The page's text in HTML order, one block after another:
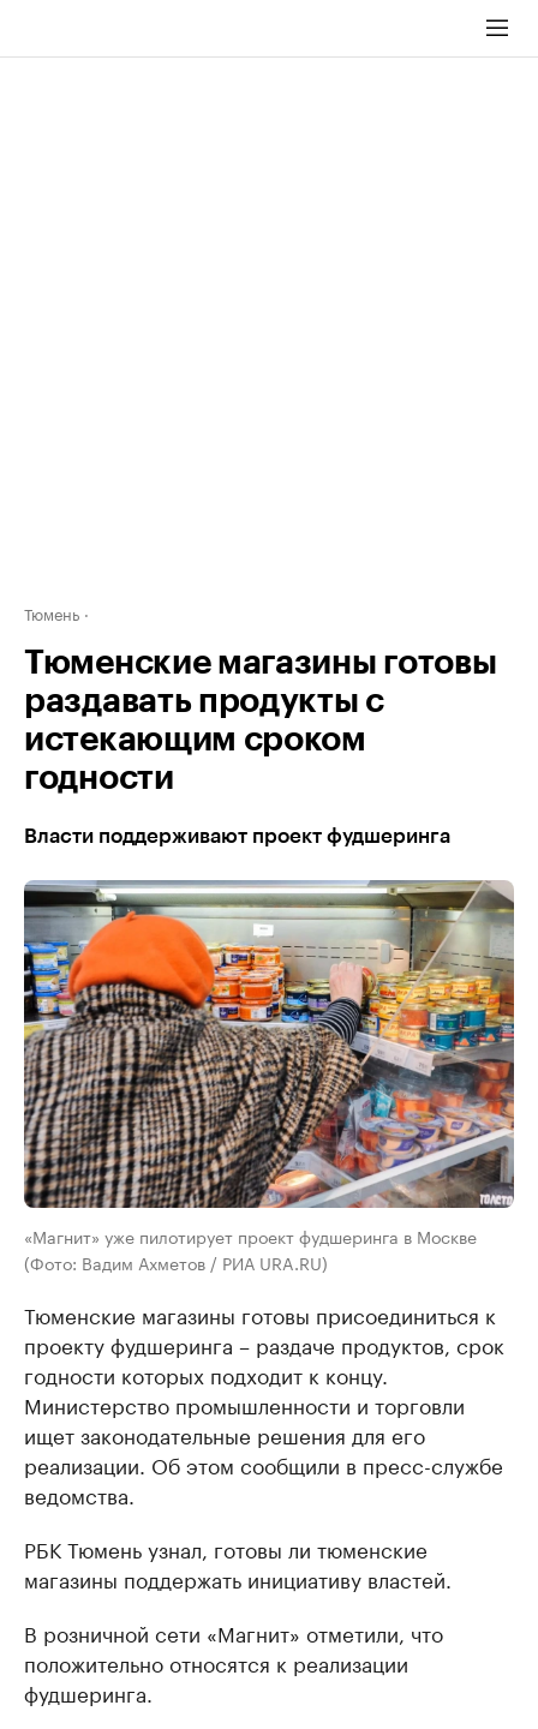
Тюмень
Тюменские магазины готовы
раздавать продукты с
истекающим сроком
годности
Власти поддерживают проект фудшеринга
«Магнит» уже пилотирует проект фудшеринга в Москве
(Фото: Вадим Ахметов / РИА URA.RU)
Тюменские магазины готовы присоединиться к
проекту фудшеринга – раздаче продуктов, срок
годности которых подходит к концу.
Министерство промышленности и торговли
ищет законодательные решения для его
реализации. Об этом сообщили в пресс-службе
ведомства.
РБК Тюмень узнал, готовы ли тюменские
магазины поддержать инициативу властей.
В розничной сети «Магнит» отметили, что
положительно относятся к реализации
фудшеринга.